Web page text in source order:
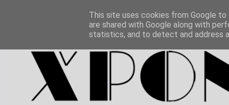
This site uses cookies from Google
are shared with Google along with
statistics, and to detect and address